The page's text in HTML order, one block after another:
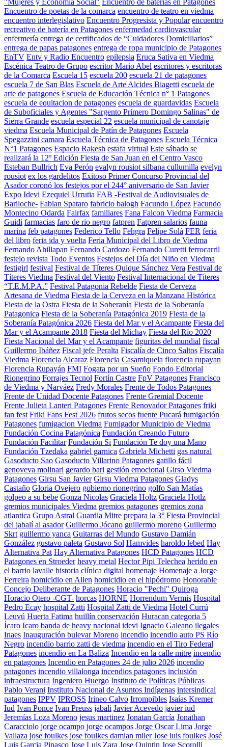
"Mujeres y Economía Social" Encuentro de baterías en Patagones
Encuentro de poetas de la comarca encuentro de teatro en viedma
encuentro interlegislativo Encuentro Progresista y Popular encuentro
recreativo de batería en Patagones enfermedad cardiovascular
enfermería entrega de certificados de “Cuidadores Domiciliarios”
entrega de papas patagones entrega de ropa municipio de Patagones
EnTV Entv y Radio Encuentro epilepsia Eruca Sativa en Viedma
Escénica Teatro de Grupo escritor Mario Abel escritores y escritoras
de la Comarca Escuela 15 escuela 200 escuela 21 de patagones
escuela 7 de San Blas Escuela de Arte Alcides Biagetti escuela de
arte de patagones Escuela de Educación Técnica n° 1 Patagones
escuela de equitacion de patagones escuela de guardavidas Escuela
de Suboficiales y Agentes "Sargento Primero Domingo Salinas" de
Sierra Grande escuela especial 22 escuela municipal de canotaje
viedma Escuela Municipal de Patín de Patagones Escuela
Spegazzini camara Escuela Técnica de Patagones Escuela Técnica
N°1 Patagones Espacio Rakesh estafa virtual Este sábado se
realizará la 12º Edición Fiesta de San Juan en el Centro Vasco
Esteban Bullrich Eva Perón evalyn rousiot silbana cullumilla evelyn
rousiot ex los gardelitos Exitoso Primer Concurso Provincial del
Asador coronó los festejos por el 244° aniversario de San Javier
Expo Idevi Ezequiel Urrutia FAB -Festival de Audiovisuales de
Bariloche- Fabian Spataro fabricio balogh Facundo López Facundo
Montecino Odarda Fairfax familiares Fana Falcon Viedma Farmacia
Guidi farmacias faro de rio negro fatpren Fatpren salarios fauna
marina feb patagones Federico Tello Fehgra Felipe Solá FER feria
del libro feria ida y vuelta Feria Municipal del Libro de Viedma
Fernando Ahillapan Fernando Cardozo Fernando Curetti ferrocarril
festejo revista Todo Eventos Festejos del Día del Niño en Viedma
festigirl festival Festival de Títeres Quique Sánchez Vera Festival de
Títeres Viedma Festival del Viento Festival Internacional de Títeres
“T.E.M.P.A.” Festival Patagonia Rebelde Fiesta de Cerveza
Artesana de Viedma Fiesta de la Cerveza en la Manzana Histórica
Fiesta de la Ostra Fiesta de la Soberanía Fiesta de la Soberanía
Patagonica Fiesta de la Soberanía Patagónica 2019 Fiesta de la
Soberanía Patagónica 2026 Fiesta del Mar y el Acampante Fiesta del
Mar y el Acampante 2018 Fiesta del Michay Fiesta del Río 2020
Fiesta Nacional del Mar y el Acampante figuritas del mundial fiscal
Guillermo Ibáñez Fiscal jefe Peralta Fiscalía de Cinco Saltos Fiscalía
Viedma Florencia Alcaraz Florencia Casamiquela florencia rupayan
Florencia Rupayán FMI Fogata por un Sueño Fondo Editorial
Rionegrino Forrajes Tecnol Fortín Castre FpV Patagones Francisco
de Viedma y Narváez Fredy Morales Frente de Todos Patagones
Frente de Unidad Docente Patagones Frente Gremial Docente
Frente Julieta Lanteri Patagones Frente Renovador Patagones friki
fan fest Friki Fans Fest 2026 frutos secos fuente Pucará fumigación
Patagones fumigacion Viedma Fumigador Municipio de Viedma
Fundación Cocina Patagónica Fundación Creando Futuro
Fundación Facilitar Fundación Si Fundación Te doy una Mano
Fundación Tzedaka gabriel garnica Gabriela Michetti gas natural
Gasoducto Sao Gasoducto Villarino Patagones gatillo fácil
genoveva molinari gerardo bari gestión emocional Girso Viedma
Patagones Girsu San Javier Girsu Viedma Patagones Gladys
Castaño Gloria Ovejero gobierno rionegrino golfo San Matías
golpeo a su bebe Gonza Nicolas Graciela Holtz Graciela Hotlz
gremios municipales Viedma gremios patagones gremios zona
atlantica Grupo Astral Guardia Mitre prepara la 3° Fiesta Provincial
del jabalí al asador Guillermo Jócano guillermo moreno Guillermo
Skrt guillermo yanca Guitarras del Mundo Gustavo Damián
González gustavo paleta Gustavo Sol Hamvides haroldo lebed Hay
Alternativa Pat Hay Alternativa Patagones HCD Patagones HCD
Patagones en Stroeder heavy metal Hector Pipi Telechea herido en
el barrio lavalle historia clínica digital homenaje Homenaje a Jorge
Ferreira homicidio en Allen homicidio en el hipódromo Honorable
Concejo Deliberante de Patagones Horacio "Pechi" Quiroga
Horacio Otero -CGT- horcas HORNE Horrendum Vermis Hospital
Pedro Ecay hospital Zatti Hospital Zatti de Viedma Hotel Currú
Leuvú Huerta Fatima huillín conservación Huracan categoria 5
Ícaro Icaro banda de heavy nacional idevi Ignacio Galeano ilegales
Inaes Inauguración bulevar Moreno incendio incendio auto PS Río
Negro incendio barrio zatti de viedma incendio en el Tiro Federal
Patagones incendio en La Baliza Incendio en la calle mitre incendio
en patagones Incendio en Patagones 24 de julio 2026 incendio
patagones incendio villalonga incendios patagones inclusión
infraestructura Ingeniero Huergo Instituto de Políticas Públicas
Pablo Verani Instituto Nacional de Asuntos Indígenas intersindical
patagones IPPV IPROSS Irineo Calvo Irrompibles Isaías Kremer
Iud Ivan Ponce Ivan Preuss jabali Javier Acevedo javier iud
Jeremías Loza Moreno jesus martinez Jonatan García Jonathan
Caracciolo jorge ocampo jorge ocampos Jorge Oscar Lima Jorge
Vallaza jose foulkes jose foulkes damian miler Jose luis foulkes José
Luis Garcia Pinasco Jose Luis Zara Jose Quintin Jose Scorolli